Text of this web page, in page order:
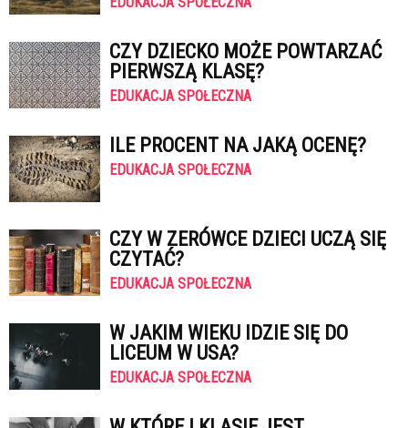
CZY DZIECKO MOŻE POWTARZAĆ
PIERWSZĄ KLASĘ?
EDUKACJA SPOŁECZNA
ILE PROCENT NA JAKĄ OCENĘ?
EDUKACJA SPOŁECZNA
CZY W ZERÓWCE DZIECI UCZĄ SIĘ
CZYTAĆ?
EDUKACJA SPOŁECZNA
W JAKIM WIEKU IDZIE SIĘ DO
LICEUM W USA?
EDUKACJA SPOŁECZNA